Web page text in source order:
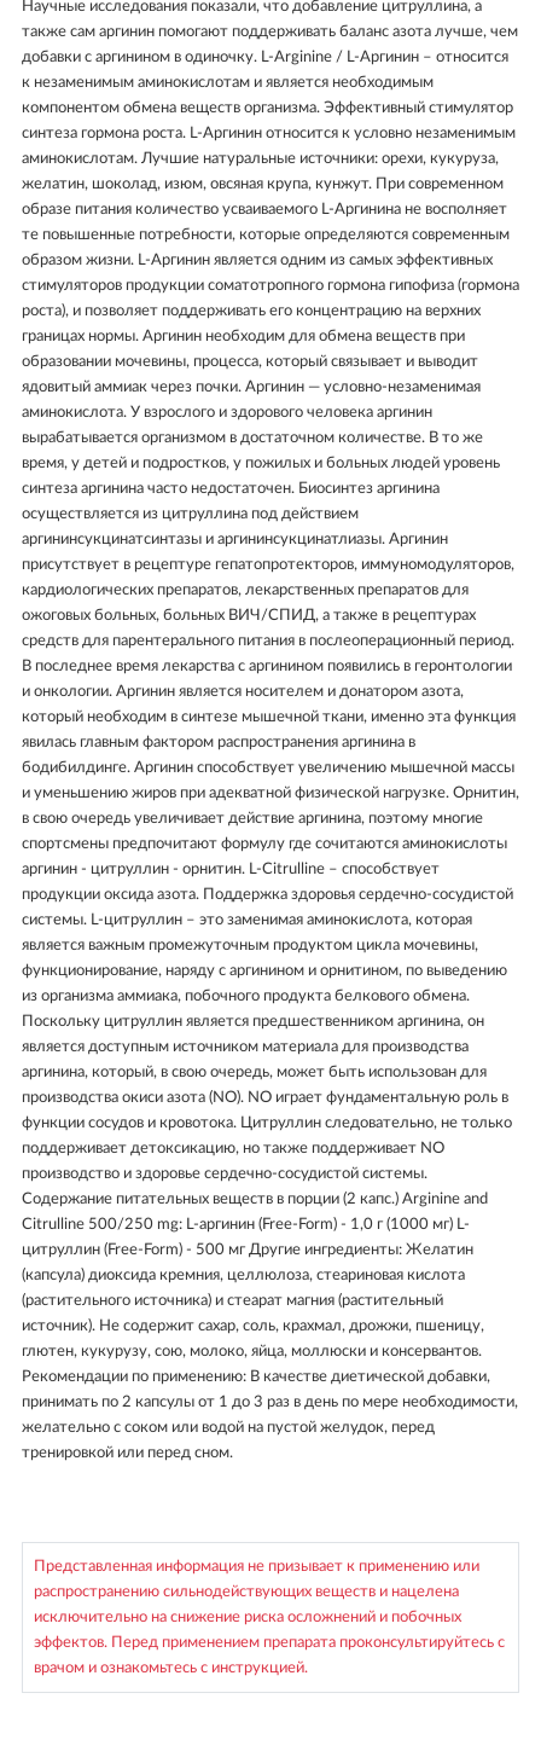
Научные исследования показали, что добавление цитруллина, а
также сам аргинин помогают поддерживать баланс азота лучше, чем
добавки с аргинином в одиночку. L-Arginine / L-Аргинин – относится
к незаменимым аминокислотам и является необходимым
компонентом обмена веществ организма. Эффективный стимулятор
синтеза гормона роста. L-Аргинин относится к условно незаменимым
аминокислотам. Лучшие натуральные источники: орехи, кукуруза,
желатин, шоколад, изюм, овсяная крупа, кунжут. При современном
образе питания количество усваиваемого L-Аргинина не восполняет
те повышенные потребности, которые определяются современным
образом жизни. L-Аргинин является одним из самых эффективных
стимуляторов продукции соматотропного гормона гипофиза (гормона
роста), и позволяет поддерживать его концентрацию на верхних
границах нормы. Аргинин необходим для обмена веществ при
образовании мочевины, процесса, который связывает и выводит
ядовитый аммиак через почки. Аргинин — условно-незаменимая
аминокислота. У взрослого и здорового человека аргинин
вырабатывается организмом в достаточном количестве. В то же
время, у детей и подростков, у пожилых и больных людей уровень
синтеза аргинина часто недостаточен. Биосинтез аргинина
осуществляется из цитруллина под действием
аргининсукцинатсинтазы и аргининсукцинатлиазы. Аргинин
присутствует в рецептуре гепатопротекторов, иммуномодуляторов,
кардиологических препаратов, лекарственных препаратов для
ожоговых больных, больных ВИЧ/СПИД, а также в рецептурах
средств для парентерального питания в послеоперационный период.
В последнее время лекарства с аргинином появились в геронтологии
и онкологии. Аргинин является носителем и донатором азота,
который необходим в синтезе мышечной ткани, именно эта функция
явилась главным фактором распространения аргинина в
бодибилдинге. Аргинин способствует увеличению мышечной массы
и уменьшению жиров при адекватной физической нагрузке. Орнитин,
в свою очередь увеличивает действие аргинина, поэтому многие
спортсмены предпочитают формулу где сочитаются аминокислоты
аргинин - цитруллин - орнитин. L-Citrulline – способствует
продукции оксида азота. Поддержка здоровья сердечно-сосудистой
системы. L-цитруллин – это заменимая аминокислота, которая
является важным промежуточным продуктом цикла мочевины,
функционирование, наряду с аргинином и орнитином, по выведению
из организма аммиака, побочного продукта белкового обмена.
Поскольку цитруллин является предшественником аргинина, он
является доступным источником материала для производства
аргинина, который, в свою очередь, может быть использован для
производства окиси азота (NO). NO играет фундаментальную роль в
функции сосудов и кровотока. Цитруллин следовательно, не только
поддерживает детоксикацию, но также поддерживает NO
производство и здоровье сердечно-сосудистой системы.
Содержание питательных веществ в порции (2 капс.) Arginine and
Citrulline 500/250 mg: L-аргинин (Free-Form) - 1,0 г (1000 мг) L-
цитруллин (Free-Form) - 500 мг Другие ингредиенты: Желатин
(капсула) диоксида кремния, целлюлоза, стеариновая кислота
(растительного источника) и стеарат магния (растительный
источник). Не содержит сахар, соль, крахмал, дрожжи, пшеницу,
глютен, кукурузу, сою, молоко, яйца, моллюски и консервантов.
Рекомендации по применению: В качестве диетической добавки,
принимать по 2 капсулы от 1 до 3 раз в день по мере необходимости,
желательно с соком или водой на пустой желудок, перед
тренировкой или перед сном.
Представленная информация не призывает к применению или
распространению сильнодействующих веществ и нацелена
исключительно на снижение риска осложнений и побочных
эффектов. Перед применением препарата проконсультируйтесь с
врачом и ознакомьтесь с инструкцией.